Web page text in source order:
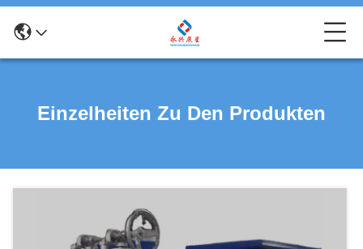
Einzelheiten Zu Den Produkten